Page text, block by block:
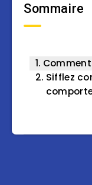
Sommaire
Sifflez